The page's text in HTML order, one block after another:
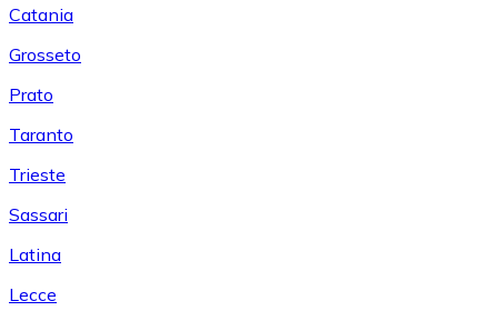
Catania
Grosseto
Prato
Taranto
Trieste
Sassari
Latina
Lecce